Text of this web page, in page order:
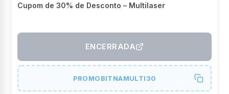
Cupom de 30% de Desconto – Multilaser
ENCERRADA
PROMOBITNAMULTI30